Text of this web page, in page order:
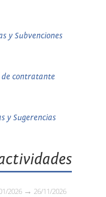
y Subvenciones
contratante
y Sugerencias
2026 26/11/2026